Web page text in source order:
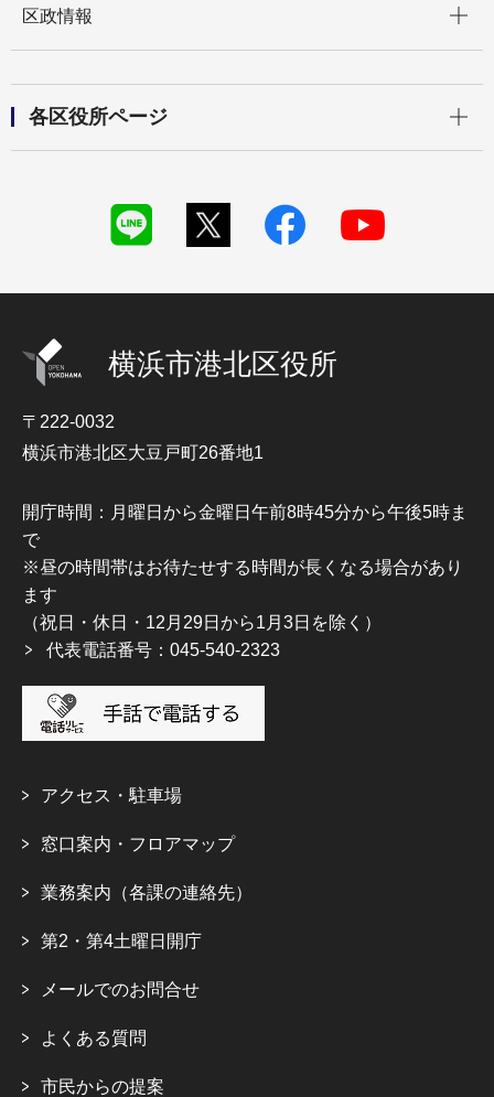
区政情報
各区役所ページ
横浜市港北区役所
〒222-0032
横浜市港北区大豆戸町26番地1
開庁時間：月曜日から金曜日午前8時45分から午後5時ま
で
※昼の時間帯はお待たせする時間が長くなる場合があり
ます
（祝日・休日・12月29日から1月3日を除く）
代表電話番号：045-540-2323
アクセス・駐車場
窓口案内・フロアマップ
業務案内（各課の連絡先）
第2・第4土曜日開庁
メールでのお問合せ
よくある質問
市民からの提案